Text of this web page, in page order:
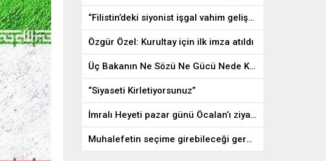
“Filistin’deki siyonist işgal vahim gelişmelere gebe”
Özgür Özel: Kurultay için ilk imza atıldı
Üç Bakanın Ne Sözü Ne Gücü Nede Kudreti Yetmedi
“Siyaseti Kirletiyorsunuz”
İmralı Heyeti pazar günü Öcalan’ı ziyaret edecek
Muhalefetin seçime girebileceği gerçek bir alan kalmayabilir